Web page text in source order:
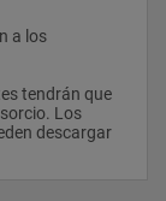
a los
tendrán que
Los
descargar